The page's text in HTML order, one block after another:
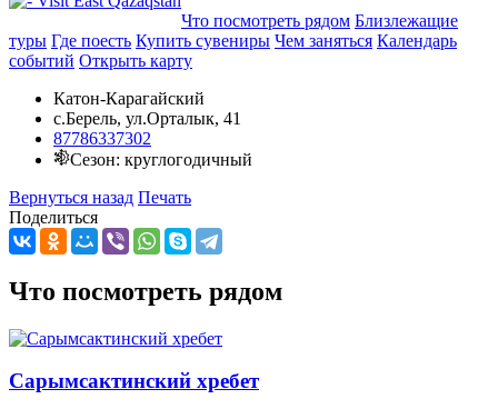
Что посмотреть рядом Близлежащие
туры Где поесть Купить сувениры Чем заняться Календарь
событий Открыть карту
Катон-Карагайский
с.Берель, ул.Орталык, 41
87786337302
Сезон: круглогодичный
Вернуться назад Печать
Поделиться
Что посмотреть рядом
Сарымсактинский хребет